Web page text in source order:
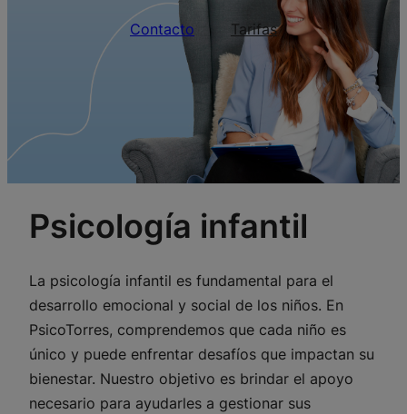
Contacto Tarifas
Psicología infantil
La psicología infantil es fundamental para el
desarrollo emocional y social de los niños. En
PsicoTorres, comprendemos que cada niño es
único y puede enfrentar desafíos que impactan su
bienestar. Nuestro objetivo es brindar el apoyo
necesario para ayudarles a gestionar sus